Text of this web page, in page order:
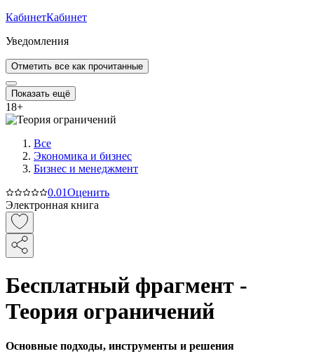
КабинетКабинет
Уведомления
Отметить все как прочитанные
Показать ещё
18+
Все
Экономика и бизнес
Бизнес и менеджмент
0.01Оценить
Электронная книга
Бесплатный фрагмент -
Теория ограничений
Основные подходы, инструменты и решения